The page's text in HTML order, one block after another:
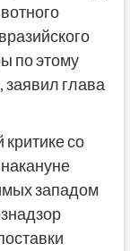
по этому
заявил глава
критике со
западом